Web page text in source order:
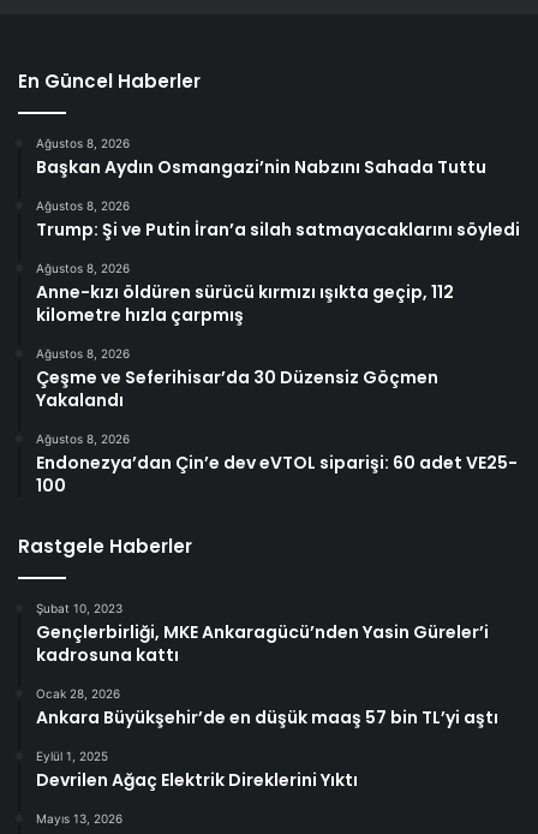
En Güncel Haberler
Ağustos 8, 2026
Başkan Aydın Osmangazi’nin Nabzını Sahada Tuttu
Ağustos 8, 2026
Trump: Şi ve Putin İran’a silah satmayacaklarını söyledi
Ağustos 8, 2026
Anne-kızı öldüren sürücü kırmızı ışıkta geçip, 112
kilometre hızla çarpmış
Ağustos 8, 2026
Çeşme ve Seferihisar’da 30 Düzensiz Göçmen
Yakalandı
Ağustos 8, 2026
Endonezya’dan Çin’e dev eVTOL siparişi: 60 adet VE25-
100
Rastgele Haberler
Şubat 10, 2023
Gençlerbirliği, MKE Ankaragücü’nden Yasin Güreler’i
kadrosuna kattı
Ocak 28, 2026
Ankara Büyükşehir’de en düşük maaş 57 bin TL’yi aştı
Eylül 1, 2025
Devrilen Ağaç Elektrik Direklerini Yıktı
Mayıs 13, 2026